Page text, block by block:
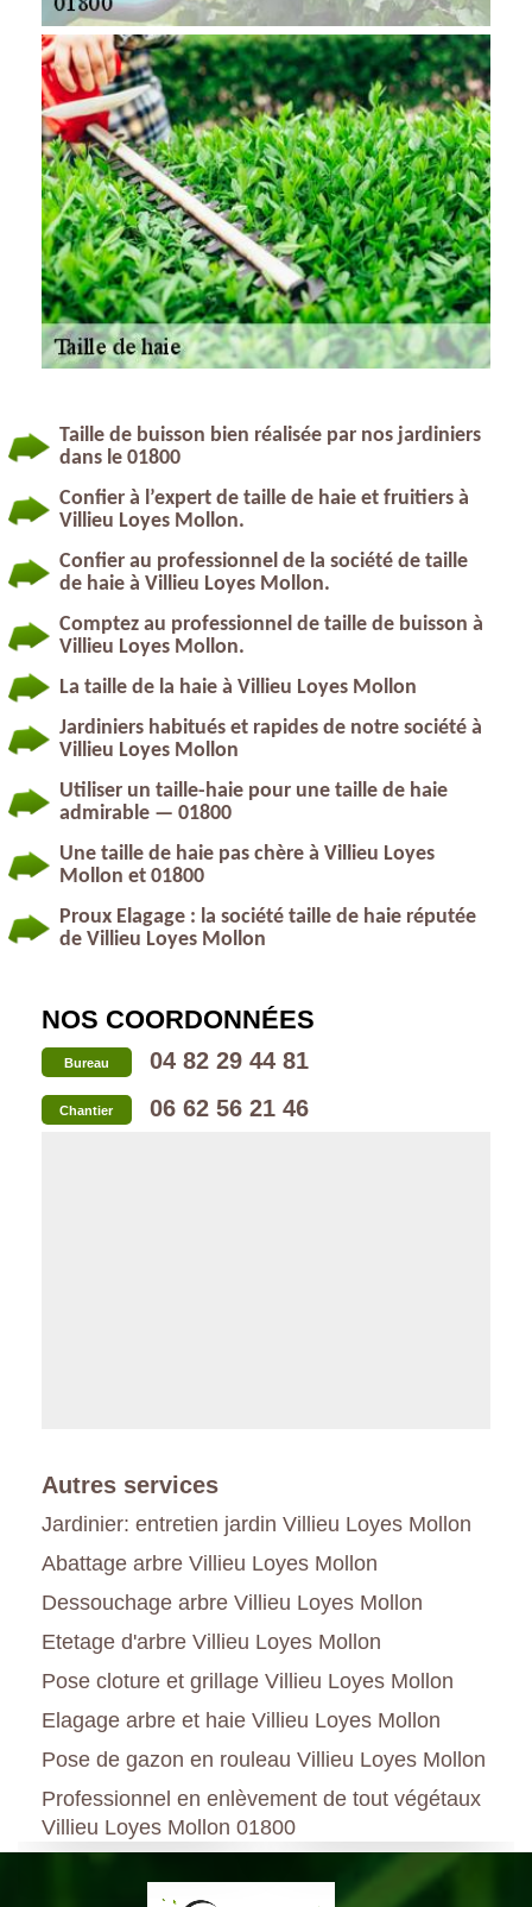
Taille de buisson bien réalisée par nos jardiniers
dans le 01800
Confier à l’expert de taille de haie et fruitiers à
Villieu Loyes Mollon.
Confier au professionnel de la société de taille
de haie à Villieu Loyes Mollon.
Comptez au professionnel de taille de buisson à
Villieu Loyes Mollon.
La taille de la haie à Villieu Loyes Mollon
Jardiniers habitués et rapides de notre société à
Villieu Loyes Mollon
Utiliser un taille-haie pour une taille de haie
admirable — 01800
Une taille de haie pas chère à Villieu Loyes
Mollon et 01800
Proux Elagage : la société taille de haie réputée
de Villieu Loyes Mollon
NOS COORDONNÉES
Bureau 04 82 29 44 81
Chantier 06 62 56 21 46
Autres services
Jardinier: entretien jardin Villieu Loyes Mollon
Abattage arbre Villieu Loyes Mollon
Dessouchage arbre Villieu Loyes Mollon
Etetage d'arbre Villieu Loyes Mollon
Pose cloture et grillage Villieu Loyes Mollon
Elagage arbre et haie Villieu Loyes Mollon
Pose de gazon en rouleau Villieu Loyes Mollon
Professionnel en enlèvement de tout végétaux
Villieu Loyes Mollon 01800